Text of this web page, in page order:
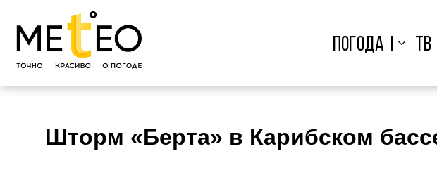
ПОГОДА ТВ
Шторм «Берта» в Карибском